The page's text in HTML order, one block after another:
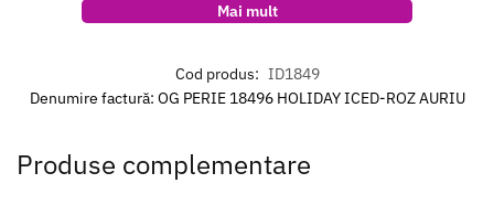
Mai mult
Cod produs: ID1849
Denumire factură: OG PERIE 18496 HOLIDAY ICED-ROZ AURIU
Produse complementare